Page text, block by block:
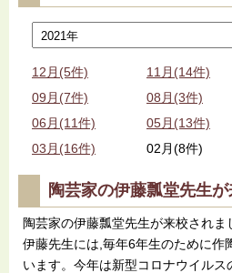
12月(5件) 11月(14件)
09月(7件)
08月(3件)
06月(11件)
05月(13件)
03月(16件)
02月(8件)
陶芸家の伊藤瓢堂先生
陶芸家の伊藤瓢堂先生が来校されま
伊藤先生には,毎年6年生のために作
います。今年は新型コロナウイル